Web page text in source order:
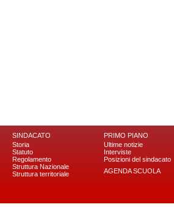
SINDACATO
Storia
Statuto
Regolamento
Struttura Nazionale
Struttura territoriale
PRIMO PIANO
Ultime notizie
Interviste
Posizioni del sindacato
AGENDA SCUOLA